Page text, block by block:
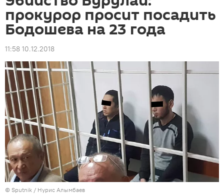
прокурор просит посадить
Бодошева на 23 года
11:58 10.12.2018
© Sputnik / Нурис Алымбаев